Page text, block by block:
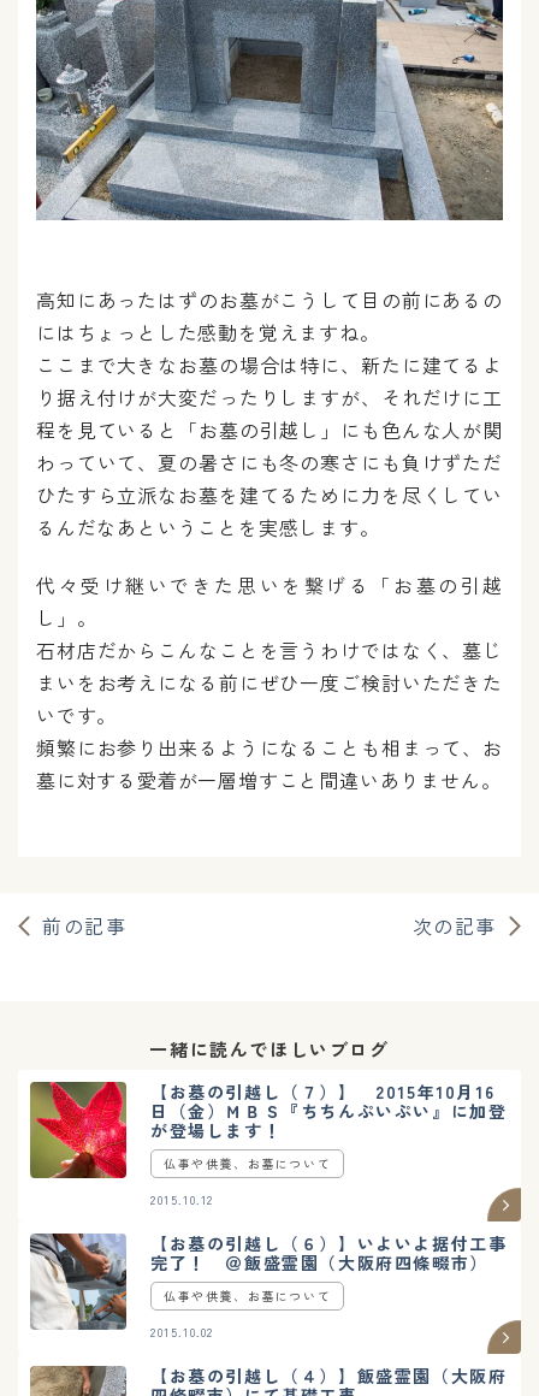
高知にあったはずのお墓がこうして目の前にあるの
にはちょっとした感動を覚えますね。
ここまで大きなお墓の場合は特に、新たに建てるよ
り据え付けが大変だったりしますが、それだけに工
程を見ていると「お墓の引越し」にも色んな人が関
わっていて、夏の暑さにも冬の寒さにも負けずただ
ひたすら立派なお墓を建てるために力を尽くしてい
るんだなあということを実感します。
代々受け継いできた思いを繋げる「お墓の引越
し」。
石材店だからこんなことを言うわけではなく、墓じ
まいをお考えになる前にぜひ一度ご検討いただきた
いです。
頻繁にお参り出来るようになることも相まって、お
墓に対する愛着が一層増すこと間違いありません。
前の記事 次の記事
一緒に読んでほしいブログ
【お墓の引越し（７）】 2015年10月16
日（金）ＭＢＳ『ちちんぷいぷい』に加登
が登場します！
仏事や供養、お墓について
2015.10.12
【お墓の引越し（６）】いよいよ据付工事
完了！ ＠飯盛霊園（大阪府四條畷市）
仏事や供養、お墓について
2015.10.02
【お墓の引越し（４）】飯盛霊園（大阪府